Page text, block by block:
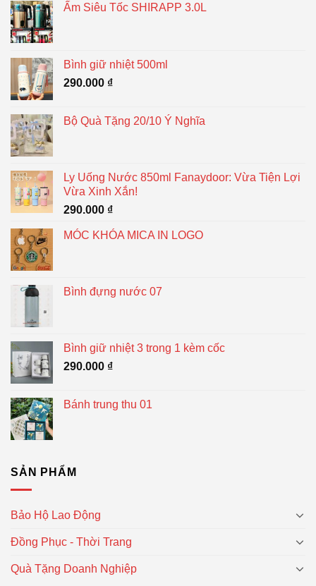
Ấm Siêu Tốc SHIRAPP 3.0L
Bình giữ nhiệt 500ml
290.000 ₫
Bộ Quà Tặng 20/10 Ý Nghĩa
Ly Uống Nước 850ml Fanaydoor: Vừa Tiện Lợi
Vừa Xinh Xắn!
290.000 ₫
MÓC KHÓA MICA IN LOGO
Bình đựng nước 07
Bình giữ nhiệt 3 trong 1 kèm cốc
290.000 ₫
Bánh trung thu 01
SẢN PHẨM
Bảo Hộ Lao Động
Đồng Phục - Thời Trang
Quà Tặng Doanh Nghiệp